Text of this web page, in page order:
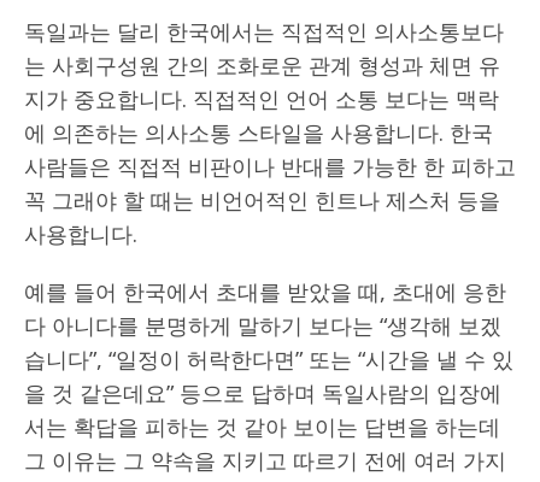
독일과는 달리 한국에서는 직접적인 의사소통보다
는 사회구성원 간의 조화로운 관계 형성과 체면 유
지가 중요합니다. 직접적인 언어 소통 보다는 맥락
에 의존하는 의사소통 스타일을 사용합니다. 한국
사람들은 직접적 비판이나 반대를 가능한 한 피하고
꼭 그래야 할 때는 비언어적인 힌트나 제스처 등을
사용합니다.
예를 들어 한국에서 초대를 받았을 때, 초대에 응한
다 아니다를 분명하게 말하기 보다는 “생각해 보겠
습니다”, “일정이 허락한다면” 또는 “시간을 낼 수 있
을 것 같은데요” 등으로 답하며 독일사람의 입장에
서는 확답을 피하는 것 같아 보이는 답변을 하는데
그 이유는 그 약속을 지키고 따르기 전에 여러 가지